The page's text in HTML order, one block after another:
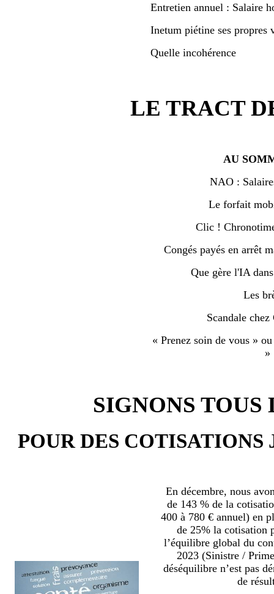
Entretien annuel : Salaire
Inetum piétine ses propres
Quelle incohérence
LE TRACT
AU
NAO :
Le forfait
Clic !
Congés payés en arrêt
Que gère l'IA
Les
Scandale
« Prenez soin de vous »
»
SIGNONS
POUR DES COTISATIONS
En décembre, nous
de 143 % de la
400 à 780 € annuel) en
de 25% la cotisation
l’équilibre global du
2023 (Sinistre /
déséquilibre n’est pas
de